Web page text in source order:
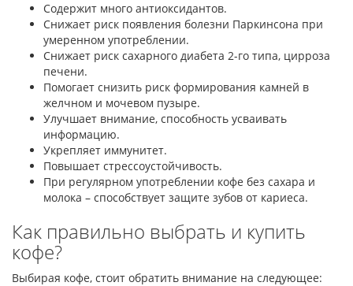
Содержит много антиоксидантов.
Снижает риск появления болезни Паркинсона при
умеренном употреблении.
Снижает риск сахарного диабета 2-го типа, цирроза
печени.
Помогает снизить риск формирования камней в
желчном и мочевом пузыре.
Улучшает внимание, способность усваивать
информацию.
Укрепляет иммунитет.
Повышает стрессоустойчивость.
При регулярном употреблении кофе без сахара и
молока – способствует защите зубов от кариеса.
Как правильно выбрать и купить
кофе?
Выбирая кофе, стоит обратить внимание на следующее: